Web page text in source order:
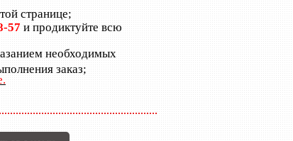
странице;
57 и продиктуйте всю
необходимых
заказ;